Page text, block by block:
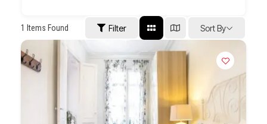
1 Items Found Filter Sort By